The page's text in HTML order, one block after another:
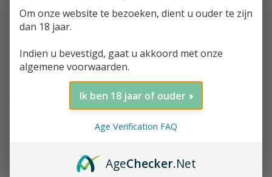
Om onze website te bezoeken, dient u ouder te zijn
dan 18 jaar.
Indien u bevestigd, gaat u akkoord met onze
algemene voorwaarden.
Ik ben 18 jaar of ouder
Age Verification FAQ
AgeChecker.Net